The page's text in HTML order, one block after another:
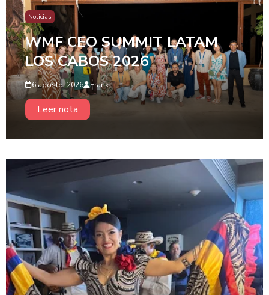
Noticias
WMF CEO SUMMIT LATAM
LOS CABOS 2026
6 agosto, 2026 Frank
Leer nota